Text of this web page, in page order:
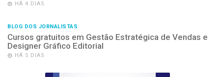
HÁ 4 DIAS
BLOG DOS JORNALISTAS
Cursos gratuitos em Gestão Estratégica de Vendas e
Designer Gráfico Editorial
HÁ 5 DIAS